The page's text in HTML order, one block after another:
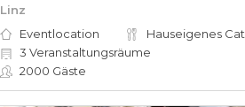
Linz
Eventlocation
3 Veranstaltungsräume
2000 Gäste